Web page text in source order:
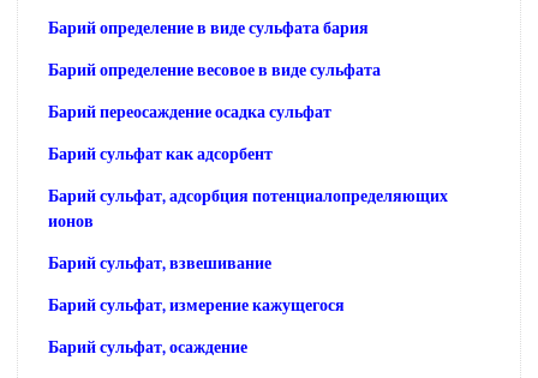
Барий определение в виде сульфата бария
Барий определение весовое в виде сульфата
Барий переосаждение осадка сульфат
Барий сульфат как адсорбент
Барий сульфат, адсорбция потенциалопределяющих
ионов
Барий сульфат, взвешивание
Барий сульфат, измерение кажущегося
Барий сульфат, осаждение